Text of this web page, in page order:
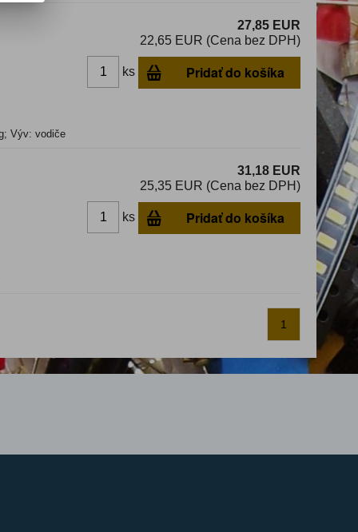
Výv: vodiče
27,85 EUR
22,65 EUR (Cena bez DPH)
ks Pridať do košíka
31,18 EUR
25,35 EUR (Cena bez DPH)
ks Pridať do košíka
1